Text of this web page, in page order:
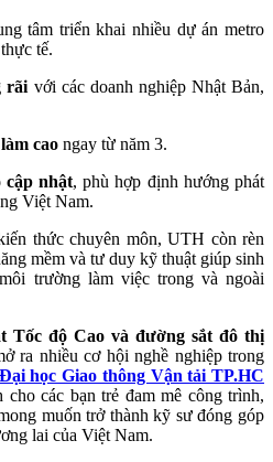
tâm triển khai nhiều dự án metro
tế.
rãi với các doanh nghiệp Nhật Bản,
cao ngay từ năm 3.
nhật, phù hợp định hướng phát
Việt Nam.
thức chuyên môn, UTH còn rèn
mềm và tư duy kỹ thuật giúp sinh
trường làm việc trong và ngoài
Tốc độ Cao và đường sắt đô thị
ra nhiều cơ hội nghề nghiệp trong
học Giao thông Vận tải TP.HC
cho các bạn trẻ đam mê công trình,
muốn trở thành kỹ sư đóng góp
lai của Việt Nam.